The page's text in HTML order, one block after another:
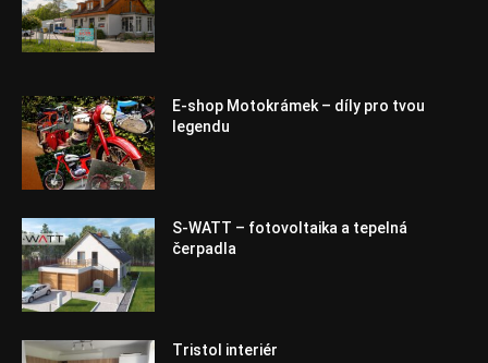
E-shop Motokrámek – díly pro tvou
legendu
S-WATT – fotovoltaika a tepelná
čerpadla
Tristol interiér